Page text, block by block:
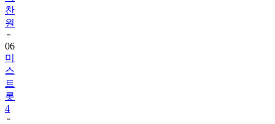
찬
원
06
미
스
트
롯
4